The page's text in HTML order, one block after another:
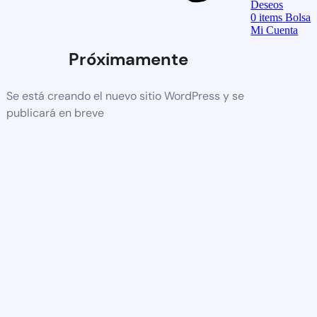
Próximamente
Se está creando el nuevo sitio WordPress y se
publicará en breve
Deseos
0items Bolsa
Mi Cuenta